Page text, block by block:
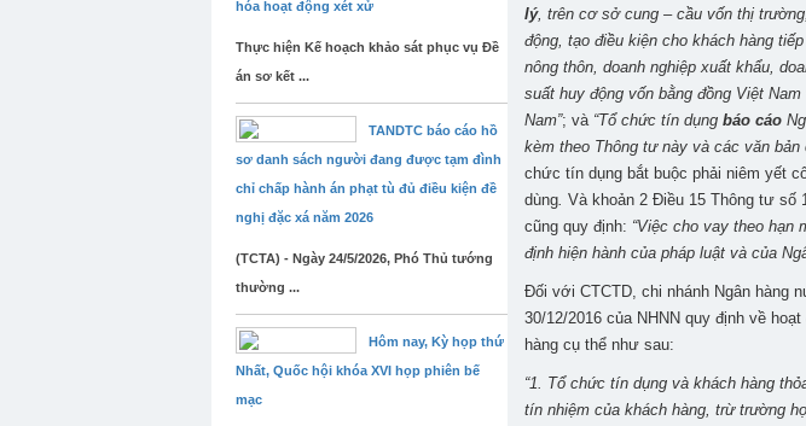
hóa hoạt động xét xử
Thực hiện Kế hoạch khảo sát phục vụ Đề
án sơ kết ...
TANDTC báo cáo hồ
sơ danh sách người đang được tạm đình
chỉ chấp hành án phạt tù đủ điều kiện đề
nghị đặc xá năm 2026
(TCTA) - Ngày 24/5/2026, Phó Thủ tướng
thường ...
Hôm nay, Kỳ họp thứ
Nhất, Quốc hội khóa XVI họp phiên bế
mạc
lý, trên cơ sở cung – cầu vốn thị
động, tạo điều kiện cho khách hàng
nông thôn, doanh nghiệp xuất khẩu,
suất huy động vốn bằng đồng Việt
Nam”; và “Tổ chức tín dụng báo cáo
kèm theo Thông tư này và các văn
chức tín dụng bắt buộc phải niêm yết
dùng. Và khoản 2 Điều 15 Thông tư số
cũng quy định: “Việc cho vay theo hạn
định hiện hành của pháp luật và của
Đối với CTCTD, chi nhánh Ngân hàng
30/12/2016 của NHNN quy định về
hàng cụ thể như sau:
“1. Tổ chức tín dụng và khách hàng
tín nhiệm của khách hàng, trừ trường